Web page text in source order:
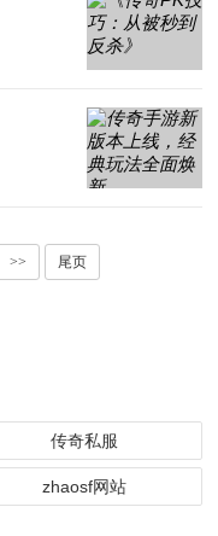
>> 尾页
传奇私服
zhaosf网站